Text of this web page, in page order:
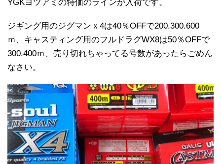
YGKヨツアミの特価のラインが入荷です。
ジギング用のジグマンｘ4は40％OFFで200.300.600
ｍ、キャスティング用のフルドラグWX8は50％OFFで
300.400ｍ、売り切れちゃってる号数があったらごめん
なさい。